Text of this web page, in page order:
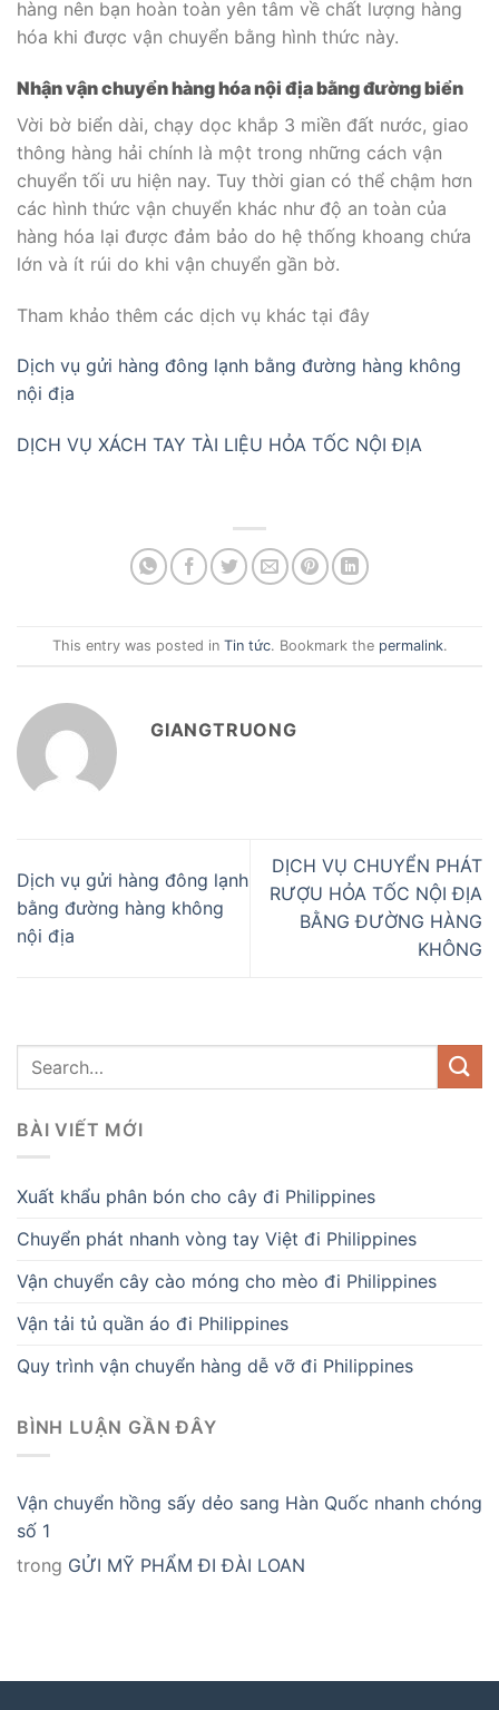
hàng nên bạn hoàn toàn yên tâm về chất lượng hàng
hóa khi được vận chuyển bằng hình thức này.
Nhận vận chuyển hàng hóa nội địa bằng đường biển
Vời bờ biển dài, chạy dọc khắp 3 miền đất nước, giao
thông hàng hải chính là một trong những cách vận
chuyển tối ưu hiện nay. Tuy thời gian có thể chậm hơn
các hình thức vận chuyển khác như độ an toàn của
hàng hóa lại được đảm bảo do hệ thống khoang chứa
lớn và ít rúi do khi vận chuyển gần bờ.
Tham khảo thêm các dịch vụ khác tại đây
Dịch vụ gửi hàng đông lạnh bằng đường hàng không
nội địa
DỊCH VỤ XÁCH TAY TÀI LIỆU HỎA TỐC NỘI ĐỊA
This entry was posted in Tin tức. Bookmark the permalink.
GIANGTRUONG
Dịch vụ gửi hàng đông lạnh
bằng đường hàng không
nội địa
DỊCH VỤ CHUYỂN PHÁT
RƯỢU HỎA TỐC NỘI ĐỊA
BẰNG ĐƯỜNG HÀNG
KHÔNG
BÀI VIẾT MỚI
Xuất khẩu phân bón cho cây đi Philippines
Chuyển phát nhanh vòng tay Việt đi Philippines
Vận chuyển cây cào móng cho mèo đi Philippines
Vận tải tủ quần áo đi Philippines
Quy trình vận chuyển hàng dễ vỡ đi Philippines
BÌNH LUẬN GẦN ĐÂY
Vận chuyển hồng sấy dẻo sang Hàn Quốc nhanh chóng
số 1
trong GỬI MỸ PHẨM ĐI ĐÀI LOAN